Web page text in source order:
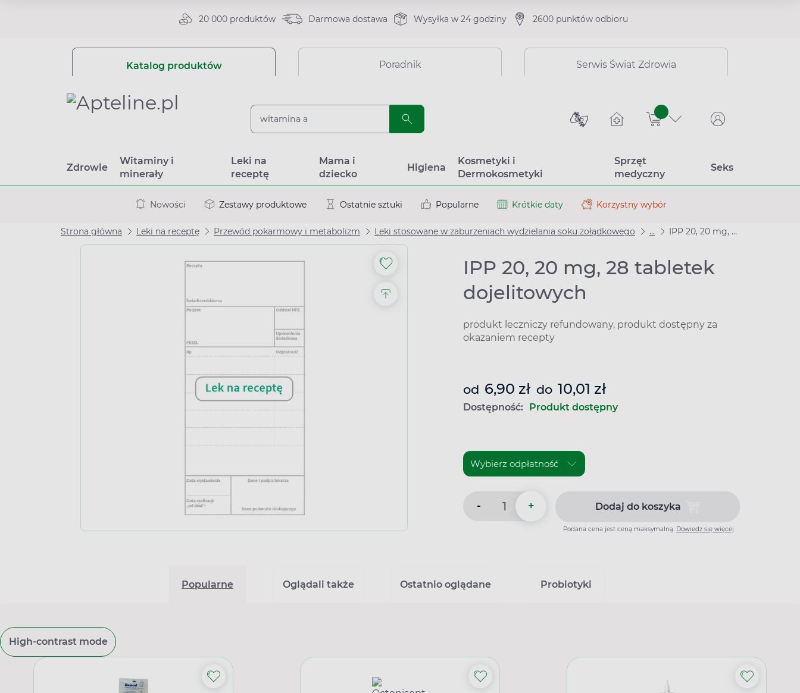
20 000 produktów Darmowa dostawa Wysyłka w 24 godziny 2600 punktów odbioru
Katalog produktów Poradnik Serwis Świat Zdrowia
sztuk
Zdrowie
Witaminy i
minerały
Leki na
receptę
Mama i
dziecko
Higiena
Kosmetyki i
Dermokosmetyki
Sprzęt
medyczny
Seks
Nowości Zestawy produktowe Ostatnie sztuki Popularne Krótkie daty Korzystny wybór
Strona główna Leki na receptę Przewód pokarmowy i metabolizm Leki stosowane w zaburzeniach wydzielania soku żołądkowego ... IPP 20, 20 mg, 28 tabletek dojelitowych
IPP 20, 20 mg, 28 tabletek
dojelitowych
produkt leczniczy refundowany, produkt dostępny za
okazaniem recepty
od 6,90 zł do 10,01 zł
Dostępność: Produkt dostępny
- + Dodaj do koszykaDodaj do koszyka IPP 20, 20
Podana cena jest ceną maksymalną. Dowiedz się więcej
Popularne Oglądali także Ostatnio oglądane Probiotyki
High-contrast mode